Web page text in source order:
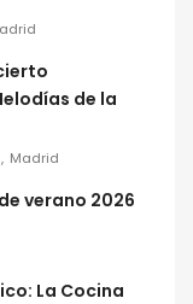
de la
Madrid
verano 2026
La Cocina